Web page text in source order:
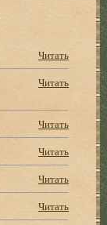
Читать
Читать
Читать
Читать
Читать
Читать